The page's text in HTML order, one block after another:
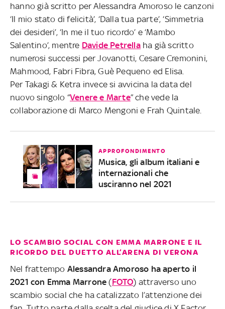
hanno già scritto per Alessandra Amoroso le canzoni
‘Il mio stato di felicità’, ‘Dalla tua parte’, ‘Simmetria
dei desideri’, ‘In me il tuo ricordo’ e ‘Mambo
Salentino’, mentre Davide Petrellaha già scritto
numerosi successi per Jovanotti, Cesare Cremonini,
Mahmood, Fabri Fibra, Guè Pequeno ed Elisa.
Per Takagi & Ketra invece si avvicina la data del
nuovo singolo “Venere e Marte” che vede la
collaborazione di Marco Mengoni e Frah Quintale.
APPROFONDIMENTO
Musica, gli album italiani e
internazionali che
usciranno nel 2021
LO SCAMBIO SOCIAL CON EMMA MARRONE E IL
RICORDO DEL DUETTO ALL’ARENA DI VERONA
Nel frattempo Alessandra Amoroso ha aperto il
2021 con Emma Marrone (FOTO) attraverso uno
scambio social che ha catalizzato l’attenzione dei